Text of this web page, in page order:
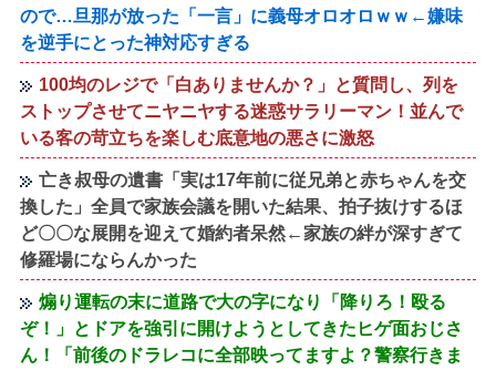
ので…旦那が放った「一言」に義母オロオロｗｗ←嫌味
を逆手にとった神対応すぎる
100均のレジで「白ありませんか？」と質問し、列を
ストップさせてニヤニヤする迷惑サラリーマン！並んで
いる客の苛立ちを楽しむ底意地の悪さに激怒
亡き叔母の遺書「実は17年前に従兄弟と赤ちゃんを交
換した」全員で家族会議を開いた結果、拍子抜けするほ
ど〇〇な展開を迎えて婚約者呆然←家族の絆が深すぎて
修羅場にならんかった
煽り運転の末に道路で大の字になり「降りろ！殴る
ぞ！」とドアを強引に開けようとしてきたヒゲ面おじさ
ん！「前後のドラレコに全部映ってますよ？警察行きま